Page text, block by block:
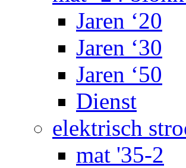
Jaren ‘20
Jaren ‘30
Jaren ‘50
Dienst
elektrisch
mat '35-2